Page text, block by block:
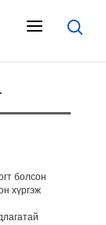
болсон
хүргэж